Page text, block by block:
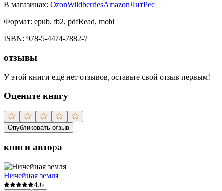
В магазинах: OzonWildberriesAmazonЛитРес
Формат: epub, fb2, pdfRead, mobi
ISBN: 978-5-4474-7882-7
отзывы
У этой книги ещё нет отзывов, оставьте свой отзыв первым!
Оцените книгу
Опубликовать отзыв
книги автора
Ничейная земля
4.6